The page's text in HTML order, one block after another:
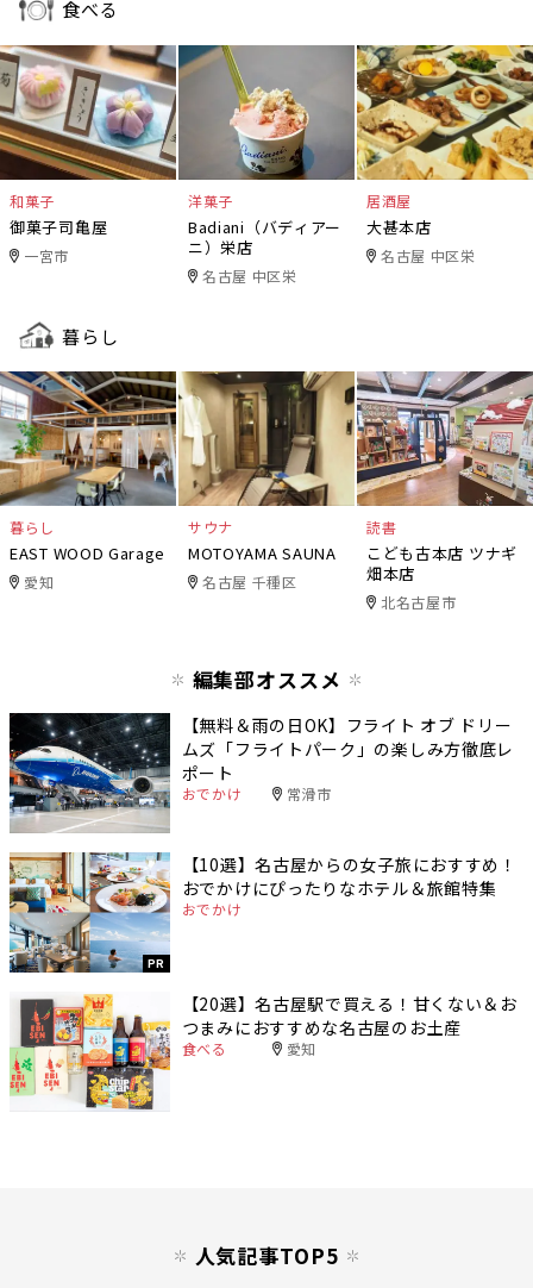
食べる
和菓子
御菓子司亀屋
一宮市
洋菓子
Badiani（バディアー
ニ）栄店
名古屋 中区栄
居酒屋
大甚本店
名古屋 中区栄
暮らし
暮らし
EAST WOOD Garage
愛知
サウナ
MOTOYAMA SAUNA
名古屋 千種区
読書
こども古本店 ツナギ
畑本店
北名古屋市
編集部オススメ
【無料＆雨の日OK】フライト オブ ドリー
ムズ「フライトパーク」の楽しみ方徹底レ
ポート
おでかけ 常滑市
PR
【10選】名古屋からの女子旅におすすめ！
おでかけにぴったりなホテル＆旅館特集
おでかけ
【20選】名古屋駅で買える！甘くない＆お
つまみにおすすめな名古屋のお土産
食べる 愛知
人気記事TOP5